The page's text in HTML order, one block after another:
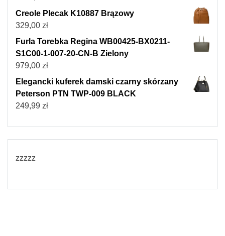
Creole Plecak K10887 Brązowy
329,00 zł
Furla Torebka Regina WB00425-BX0211-
S1C00-1-007-20-CN-B Zielony
979,00 zł
Elegancki kuferek damski czarny skórzany
Peterson PTN TWP-009 BLACK
249,99 zł
zzzzz